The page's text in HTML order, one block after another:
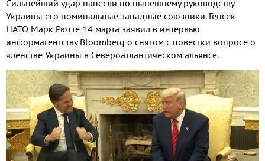
Сильнейший удар нанесли по нынешнему руководству
Украины его номинальные западные союзники. Генсек
НАТО Марк Рютте 14 марта заявил в интервью
информагентству Bloomberg о снятом с повестки вопросе о
членстве Украины в Североатлантическом альянсе.